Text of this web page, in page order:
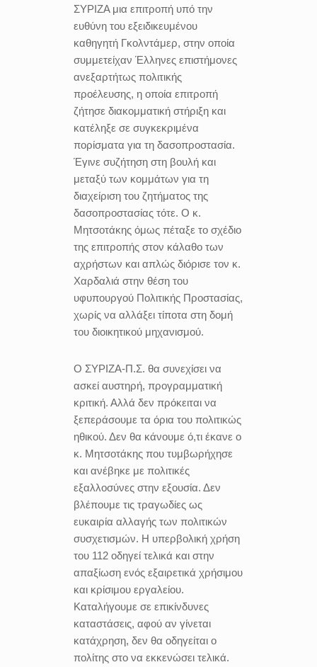
ΣΥΡΙΖΑ μια επιτροπή υπό την
ευθύνη του εξειδικευμένου
καθηγητή Γκολντάμερ, στην οποία
συμμετείχαν Έλληνες επιστήμονες
ανεξαρτήτως πολιτικής
προέλευσης, η οποία επιτροπή
ζήτησε διακομματική στήριξη και
κατέληξε σε συγκεκριμένα
πορίσματα για τη δασοπροστασία.
Έγινε συζήτηση στη βουλή και
μεταξύ των κομμάτων για τη
διαχείριση του ζητήματος της
δασοπροστασίας τότε. Ο κ.
Μητσοτάκης όμως πέταξε το σχέδιο
της επιτροπής στον κάλαθο των
αχρήστων και απλώς διόρισε τον κ.
Χαρδαλιά στην θέση του
υφυπουργού Πολιτικής Προστασίας,
χωρίς να αλλάξει τίποτα στη δομή
του διοικητικού μηχανισμού.
Ο ΣΥΡΙΖΑ-Π.Σ. θα συνεχίσει να
ασκεί αυστηρή, προγραμματική
κριτική. Αλλά δεν πρόκειται να
ξεπεράσουμε τα όρια του πολιτικώς
ηθικού. Δεν θα κάνουμε ό,τι έκανε ο
κ. Μητσοτάκης που τυμβωρήχησε
και ανέβηκε με πολιτικές
εξαλλοσύνες στην εξουσία. Δεν
βλέπουμε τις τραγωδίες ως
ευκαιρία αλλαγής των πολιτικών
συσχετισμών. Η υπερβολική χρήση
του 112 οδηγεί τελικά και στην
απαξίωση ενός εξαιρετικά χρήσιμου
και κρίσιμου εργαλείου.
Καταλήγουμε σε επικίνδυνες
καταστάσεις, αφού αν γίνεται
κατάχρηση, δεν θα οδηγείται ο
πολίτης στο να εκκενώσει τελικά.